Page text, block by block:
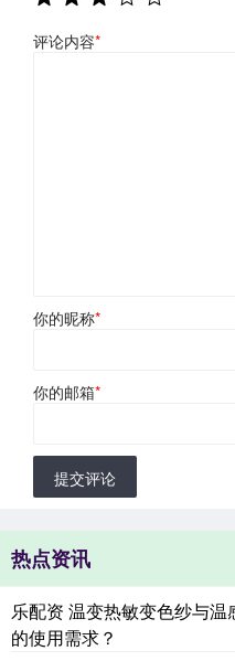
评论内容*
你的昵称*
你的邮箱*
提交评论
热点资讯
乐配资 温变热敏变色纱与
的使用需求？